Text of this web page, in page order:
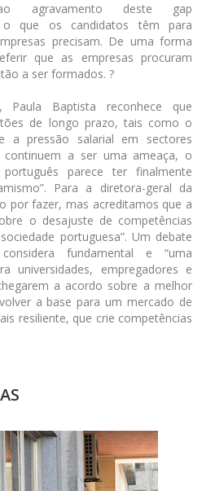
agravamento deste gap
o que os candidatos têm para
precisam. De uma forma
que as empresas procuram
a ser formados. ?
Paula Baptista reconhece que
de longo prazo, tais como o
a pressão salarial em sectores
continuem a ser uma ameaça, o
parece ter finalmente
Para a diretora-geral da
por fazer, mas acreditamos que a
o desajuste de competências
portuguesa”. Um debate
fundamental e “uma
universidades, empregadores e
a acordo sobre a melhor
a base para um mercado de
resiliente, que crie competências